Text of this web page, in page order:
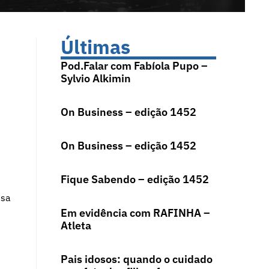
Últimas
Pod.Falar com Fabíola Pupo –
Sylvio Alkimin
On Business – edição 1452
On Business – edição 1452
Fique Sabendo – edição 1452
Em evidência com RAFINHA –
Atleta
Pais idosos: quando o cuidado